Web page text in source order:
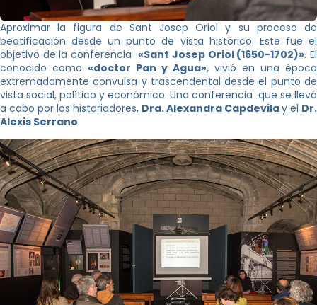
Aproximar la figura de Sant Josep Oriol y su proceso de
beatificación desde un punto de vista histórico. Este fue el
objetivo de la conferencia«Sant Josep Oriol (1650-1702)». El
conocido como «doctor Pan y Agua», vivió en una época
extremadamente convulsa y trascendental desde el punto de
vista social, político y económico. Una conferencia que se llevó
a cabo por los historiadores, Dra. Alexandra Capdevilay el Dr.
Alexis Serrano.